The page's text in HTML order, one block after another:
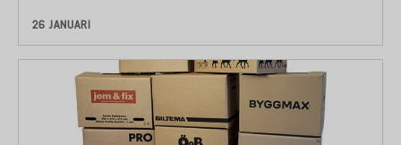
26 JANUARI